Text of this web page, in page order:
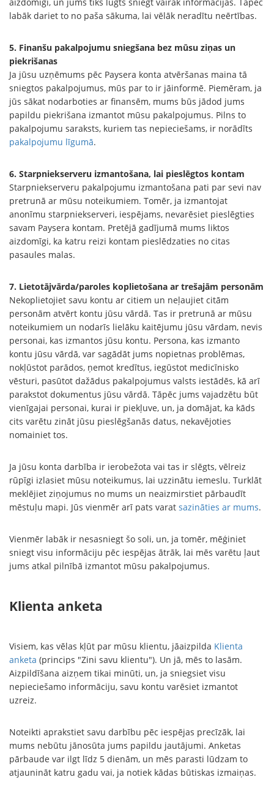
labāk dariet to no paša sākuma, lai vēlāk neradītu neērtības.
5. Finanšu pakalpojumu sniegšana bez mūsu ziņas un
piekrišanas
Ja jūsu uzņēmums pēc Paysera konta atvēršanas maina tā
sniegtos pakalpojumus, mūs par to ir jāinformē. Piemēram, ja
jūs sākat nodarboties ar finansēm, mums būs jādod jums
papildu piekrišana izmantot mūsu pakalpojumus. Pilns to
pakalpojumu saraksts, kuriem tas nepieciešams, ir norādīts
pakalpojumu līgumā.
6. Starpniekserveru izmantošana, lai pieslēgtos kontam
Starpniekserveru pakalpojumu izmantošana pati par sevi nav
pretrunā ar mūsu noteikumiem. Tomēr, ja izmantojat
anonīmu starpniekserveri, iespējams, nevarēsiet pieslēgties
savam Paysera kontam. Pretējā gadījumā mums liktos
aizdomīgi, ka katru reizi kontam pieslēdzaties no citas
pasaules malas.
7. Lietotājvārda/paroles koplietošana ar trešajām personām
Nekoplietojiet savu kontu ar citiem un neļaujiet citām
personām atvērt kontu jūsu vārdā. Tas ir pretrunā ar mūsu
noteikumiem un nodarīs lielāku kaitējumu jūsu vārdam, nevis
personai, kas izmantos jūsu kontu. Persona, kas izmanto
kontu jūsu vārdā, var sagādāt jums nopietnas problēmas,
nokļūstot parādos, ņemot kredītus, iegūstot medicīnisko
vēsturi, pasūtot dažādus pakalpojumus valsts iestādēs, kā arī
parakstot dokumentus jūsu vārdā. Tāpēc jums vajadzētu būt
vienīgajai personai, kurai ir piekļuve, un, ja domājat, ka kāds
cits varētu zināt jūsu pieslēgšanās datus, nekavējoties
nomainiet tos.
Ja jūsu konta darbība ir ierobežota vai tas ir slēgts, vēlreiz
rūpīgi izlasiet mūsu noteikumus, lai uzzinātu iemeslu. Turklāt
meklējiet ziņojumus no mums un neaizmirstiet pārbaudīt
mēstuļu mapi. Jūs vienmēr arī pats varat sazināties ar mums.
Vienmēr labāk ir nesasniegt šo soli, un, ja tomēr, mēģiniet
sniegt visu informāciju pēc iespējas ātrāk, lai mēs varētu ļaut
jums atkal pilnībā izmantot mūsu pakalpojumus.
Klienta anketa
Visiem, kas vēlas kļūt par mūsu klientu, jāaizpilda Klienta
anketa (princips "Zini savu klientu"). Un jā, mēs to lasām.
Aizpildīšana aizņem tikai minūti, un, ja sniegsiet visu
nepieciešamo informāciju, savu kontu varēsiet izmantot
uzreiz.
Noteikti aprakstiet savu darbību pēc iespējas precīzāk, lai
mums nebūtu jānosūta jums papildu jautājumi. Anketas
pārbaude var ilgt līdz 5 dienām, un mēs parasti lūdzam to
atjaunināt katru gadu vai, ja notiek kādas būtiskas izmaiņas.